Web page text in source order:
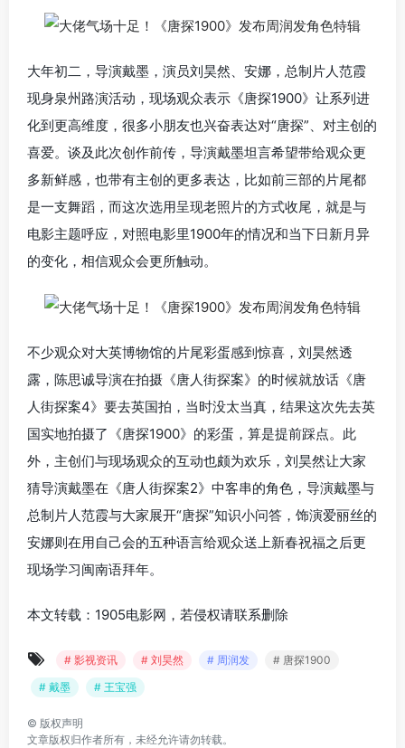
大年初二，导演戴墨，演员刘昊然、安娜，总制片人范霞
现身泉州路演活动，现场观众表示《唐探1900》让系列进
化到更高维度，很多小朋友也兴奋表达对“唐探”、对主创的
喜爱。谈及此次创作前传，导演戴墨坦言希望带给观众更
多新鲜感，也带有主创的更多表达，比如前三部的片尾都
是一支舞蹈，而这次选用呈现老照片的方式收尾，就是与
电影主题呼应，对照电影里1900年的情况和当下日新月异
的变化，相信观众会更所触动。
不少观众对大英博物馆的片尾彩蛋感到惊喜，刘昊然透
露，陈思诚导演在拍摄《唐人街探案》的时候就放话《唐
人街探案4》要去英国拍，当时没太当真，结果这次先去英
国实地拍摄了《唐探1900》的彩蛋，算是提前踩点。此
外，主创们与现场观众的互动也颇为欢乐，刘昊然让大家
猜导演戴墨在《唐人街探案2》中客串的角色，导演戴墨与
总制片人范霞与大家展开“唐探”知识小问答，饰演爱丽丝的
安娜则在用自己会的五种语言给观众送上新春祝福之后更
现场学习闽南语拜年。
本文转载：1905电影网，若侵权请联系删除
# 影视资讯 # 刘昊然 # 周润发
# 唐探1900
# 戴墨
# 王宝强
© 版权声明
文章版权归作者所有，未经允许请勿转载。